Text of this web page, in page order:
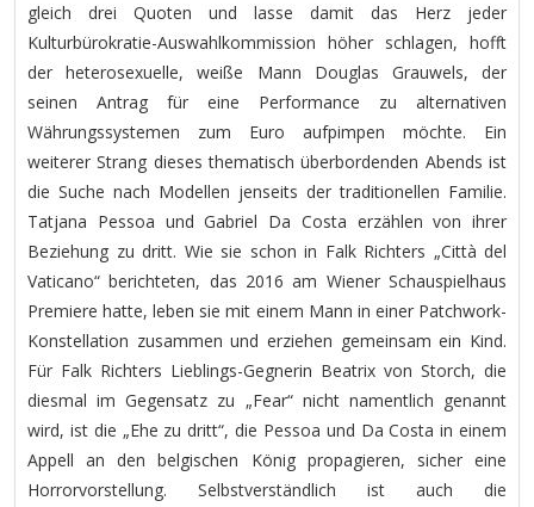
gleich drei Quoten und lasse damit das Herz jeder
Kulturbürokratie-Auswahlkommission höher schlagen, hofft
der heterosexuelle, weiße Mann Douglas Grauwels, der
seinen Antrag für eine Performance zu alternativen
Währungssystemen zum Euro aufpimpen möchte. Ein
weiterer Strang dieses thematisch überbordenden Abends ist
die Suche nach Modellen jenseits der traditionellen Familie.
Tatjana Pessoa und Gabriel Da Costa erzählen von ihrer
Beziehung zu dritt. Wie sie schon in Falk Richters „Città del
Vaticano“ berichteten, das 2016 am Wiener Schauspielhaus
Premiere hatte, leben sie mit einem Mann in einer Patchwork-
Konstellation zusammen und erziehen gemeinsam ein Kind.
Für Falk Richters Lieblings-Gegnerin Beatrix von Storch, die
diesmal im Gegensatz zu „Fear“ nicht namentlich genannt
wird, ist die „Ehe zu dritt“, die Pessoa und Da Costa in einem
Appell an den belgischen König propagieren, sicher eine
Horrorvorstellung. Selbstverständlich ist auch die